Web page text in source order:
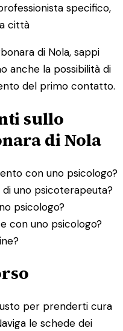
specifico,
città
di Nola, sappi
anche la possibilità di
del primo contatto.
sullo
di Nola
con uno psicologo?
uno psicoterapeuta?
psicologo?
con uno psicologo?
per prenderti cura
le schede dei